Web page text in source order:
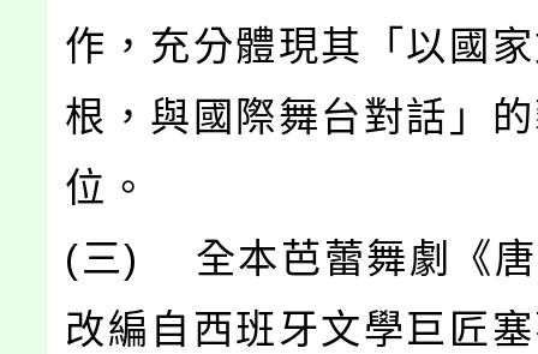
作，充分體現其「以國
根，與國際舞台對話」
位。
(三) 全本芭蕾舞劇《唐
改編自西班牙文學巨匠